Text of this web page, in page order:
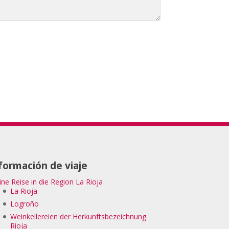
de viaje
Reise in die Region La Rioja
La Rioja
Logroño
Weinkellereien der Herkunftsbezeichnung
Rioja